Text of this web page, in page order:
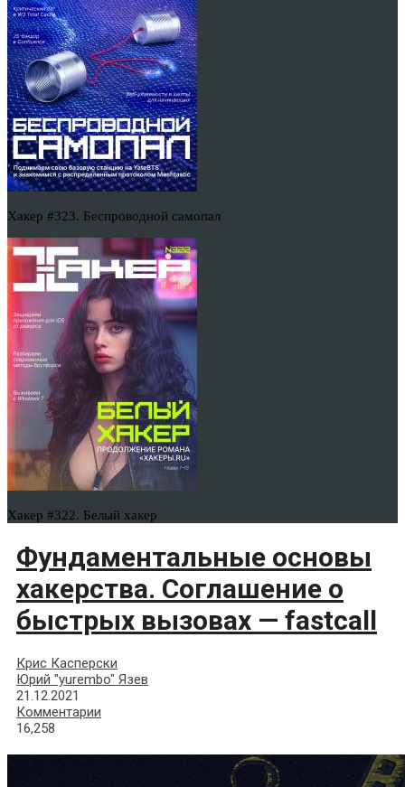
Хакер #323. Беспроводной самопал
Хакер #322. Белый хакер
Фундаментальные основы
хакерства. Соглашение о
быстрых вызовах — fastcall
Крис Касперски
Юрий "yurembo" Язев
21.12.2021
Комментарии
16,258